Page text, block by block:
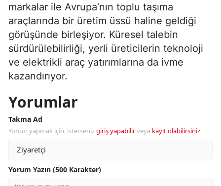
markalar ile Avrupa’nın toplu taşıma
araçlarında bir üretim üssü haline geldiği
görüşünde birleşiyor. Küresel talebin
sürdürülebilirliği, yerli üreticilerin teknoloji
ve elektrikli araç yatırımlarına da ivme
kazandırıyor.
Yorumlar
Takma Ad
Yorum yapmak için, istersenizgiriş yapabilirveya kayıt olabilirsiniz.
Yorum Yazın (500 Karakter)